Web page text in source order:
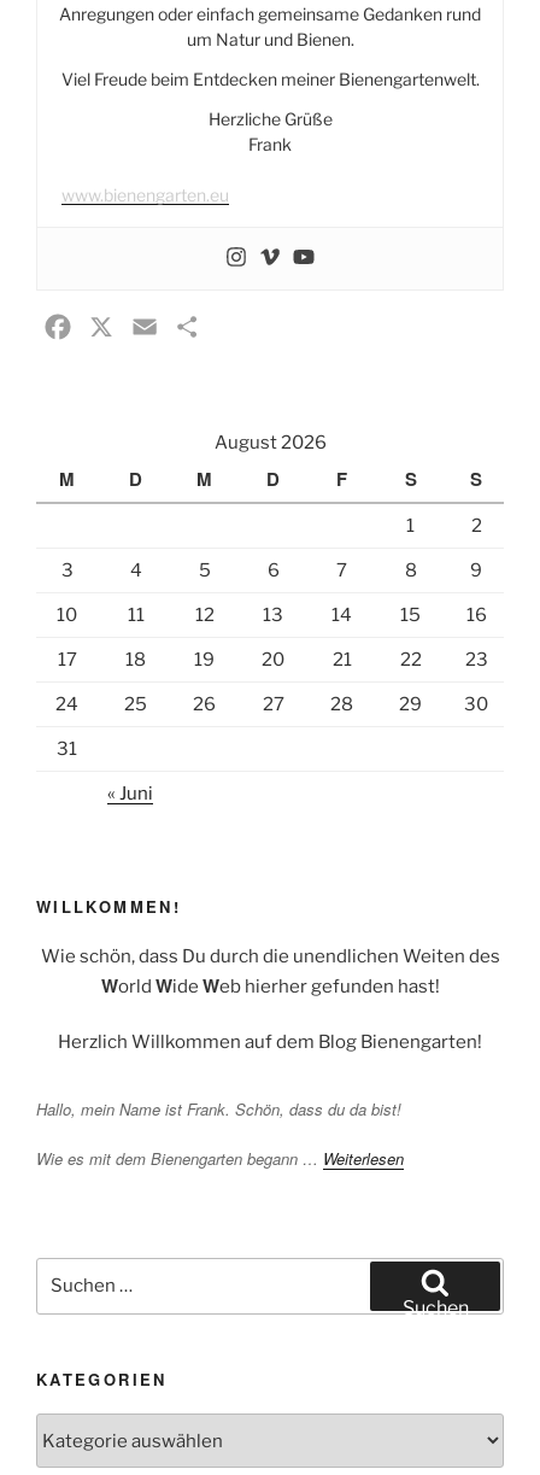
Anregungen oder einfach gemeinsame Gedanken rund
um Natur und Bienen.
Viel Freude beim Entdecken meiner Bienengartenwelt.
Herzliche Grüße
Frank
www.bienengarten.eu
August 2026
M D M D F S S
1 2
3 4 5 6 7 8 9
10 11 12 13 14 15 16
17 18 19 20 21 22 23
24 25 26 27 28 29 30
31
« Juni
WILLKOMMEN!
Wie schön, dass Du durch die unendlichen Weiten des
World Wide Web hierher gefunden hast!
Herzlich Willkommen auf dem Blog Bienengarten!
Hallo, mein Name ist Frank. Schön, dass du da bist!
Wie es mit dem Bienengarten begann … Weiterlesen
Suchen
nach:
Suchen
KATEGORIEN